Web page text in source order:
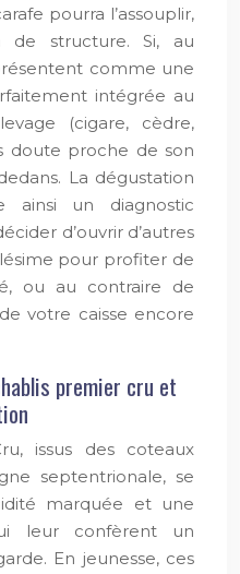
pourra l’assouplir,
de structure. Si, au
comme une
intégrée au
(cigare, cèdre,
doute proche de son
La dégustation
ainsi un diagnostic
d’ouvrir d’autres
pour profiter de
ou au contraire de
votre caisse encore
premier cru et
issus des coteaux
septentrionale, se
marquée et une
leur confèrent un
En jeunesse, ces